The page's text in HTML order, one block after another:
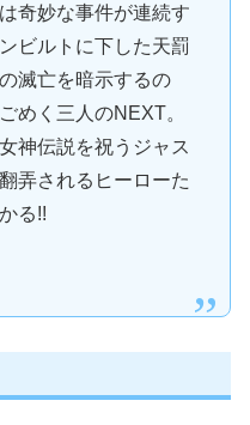
奇妙な事件が連続す
ビルトに下した天罰
滅亡を暗示するの
く三人のNEXT。
神伝説を祝うジャス
弄されるヒーローた
る!!